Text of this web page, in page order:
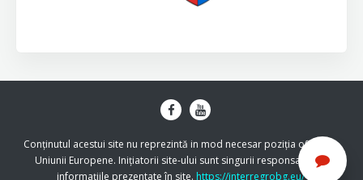
Conținutul acestui site nu reprezintă in mod necesar poziția oficiala a
Uniunii Europene. Inițiatorii site-ului sunt singurii responsabili de
informațiile prezentate în site. https://interregrobg.eu/